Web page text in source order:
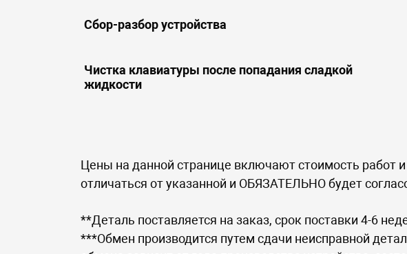
Сбор-разбор устройства
Чистка клавиатуры после попадания сладкой
жидкости
Цены на данной странице включают стоимость работ
отличаться от указанной и ОБЯЗАТЕЛЬНО будет
**Деталь поставляется на заказ, срок поставки 4-6
***Обмен производится путем сдачи неисправной